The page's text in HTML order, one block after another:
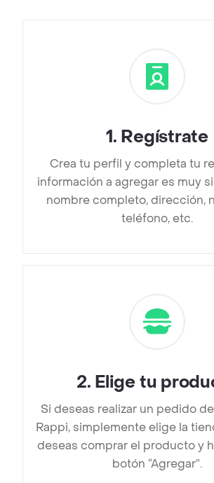
1. Regístrate
Crea tu perfil y completa tu
información a agregar es muy
nombre completo, dirección,
teléfono, etc.
2. Elige tu
Si deseas realizar un pedido
Rappi, simplemente elige la
deseas comprar el producto y
botón “Agregar”.